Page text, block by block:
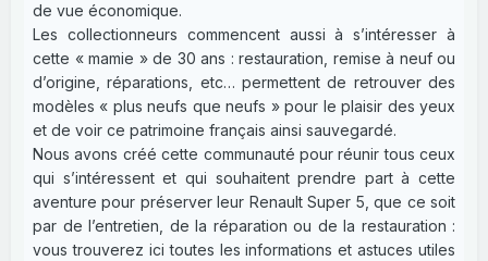
de vue économique.
Les collectionneurs commencent aussi à s’intéresser à
cette « mamie » de 30 ans : restauration, remise à neuf ou
d’origine, réparations, etc… permettent de retrouver des
modèles « plus neufs que neufs » pour le plaisir des yeux
et de voir ce patrimoine français ainsi sauvegardé.
Nous avons créé cette communauté pour réunir tous ceux
qui s’intéressent et qui souhaitent prendre part à cette
aventure pour préserver leur Renault Super 5, que ce soit
par de l’entretien, de la réparation ou de la restauration :
vous trouverez ici toutes les informations et astuces utiles